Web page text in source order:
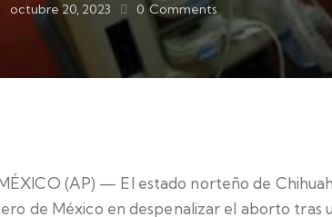
octubre 20, 2023 0 Comments
(AP) — El estado norteño de
de México en despenalizar el aborto tras